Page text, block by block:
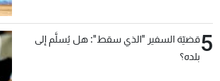
5قضيّة السفير "الذي سقط": هل يُسلَّم إلى
بلده؟